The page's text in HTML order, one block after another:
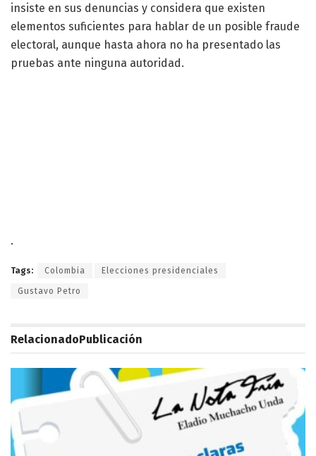
insiste en sus denuncias y considera que existen
elementos suficientes para hablar de un posible fraude
electoral, aunque hasta ahora no ha presentado las
pruebas ante ninguna autoridad.
.
Tags: Colombia Elecciones presidenciales
Gustavo Petro
RelacionadoPublicación